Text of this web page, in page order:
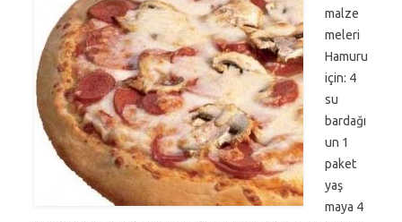
malze
meleri
Hamuru
için: 4
su
bardağı
un 1
paket
yaş
maya 4